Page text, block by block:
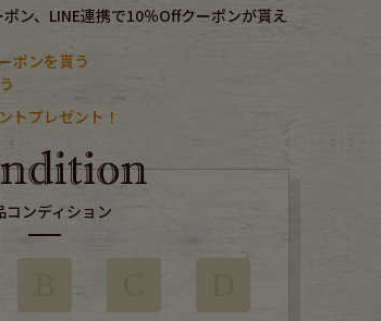
ン、LINE連携で10％Offクーポンが貰え
ポンを貰う
トプレゼント！
コンディション